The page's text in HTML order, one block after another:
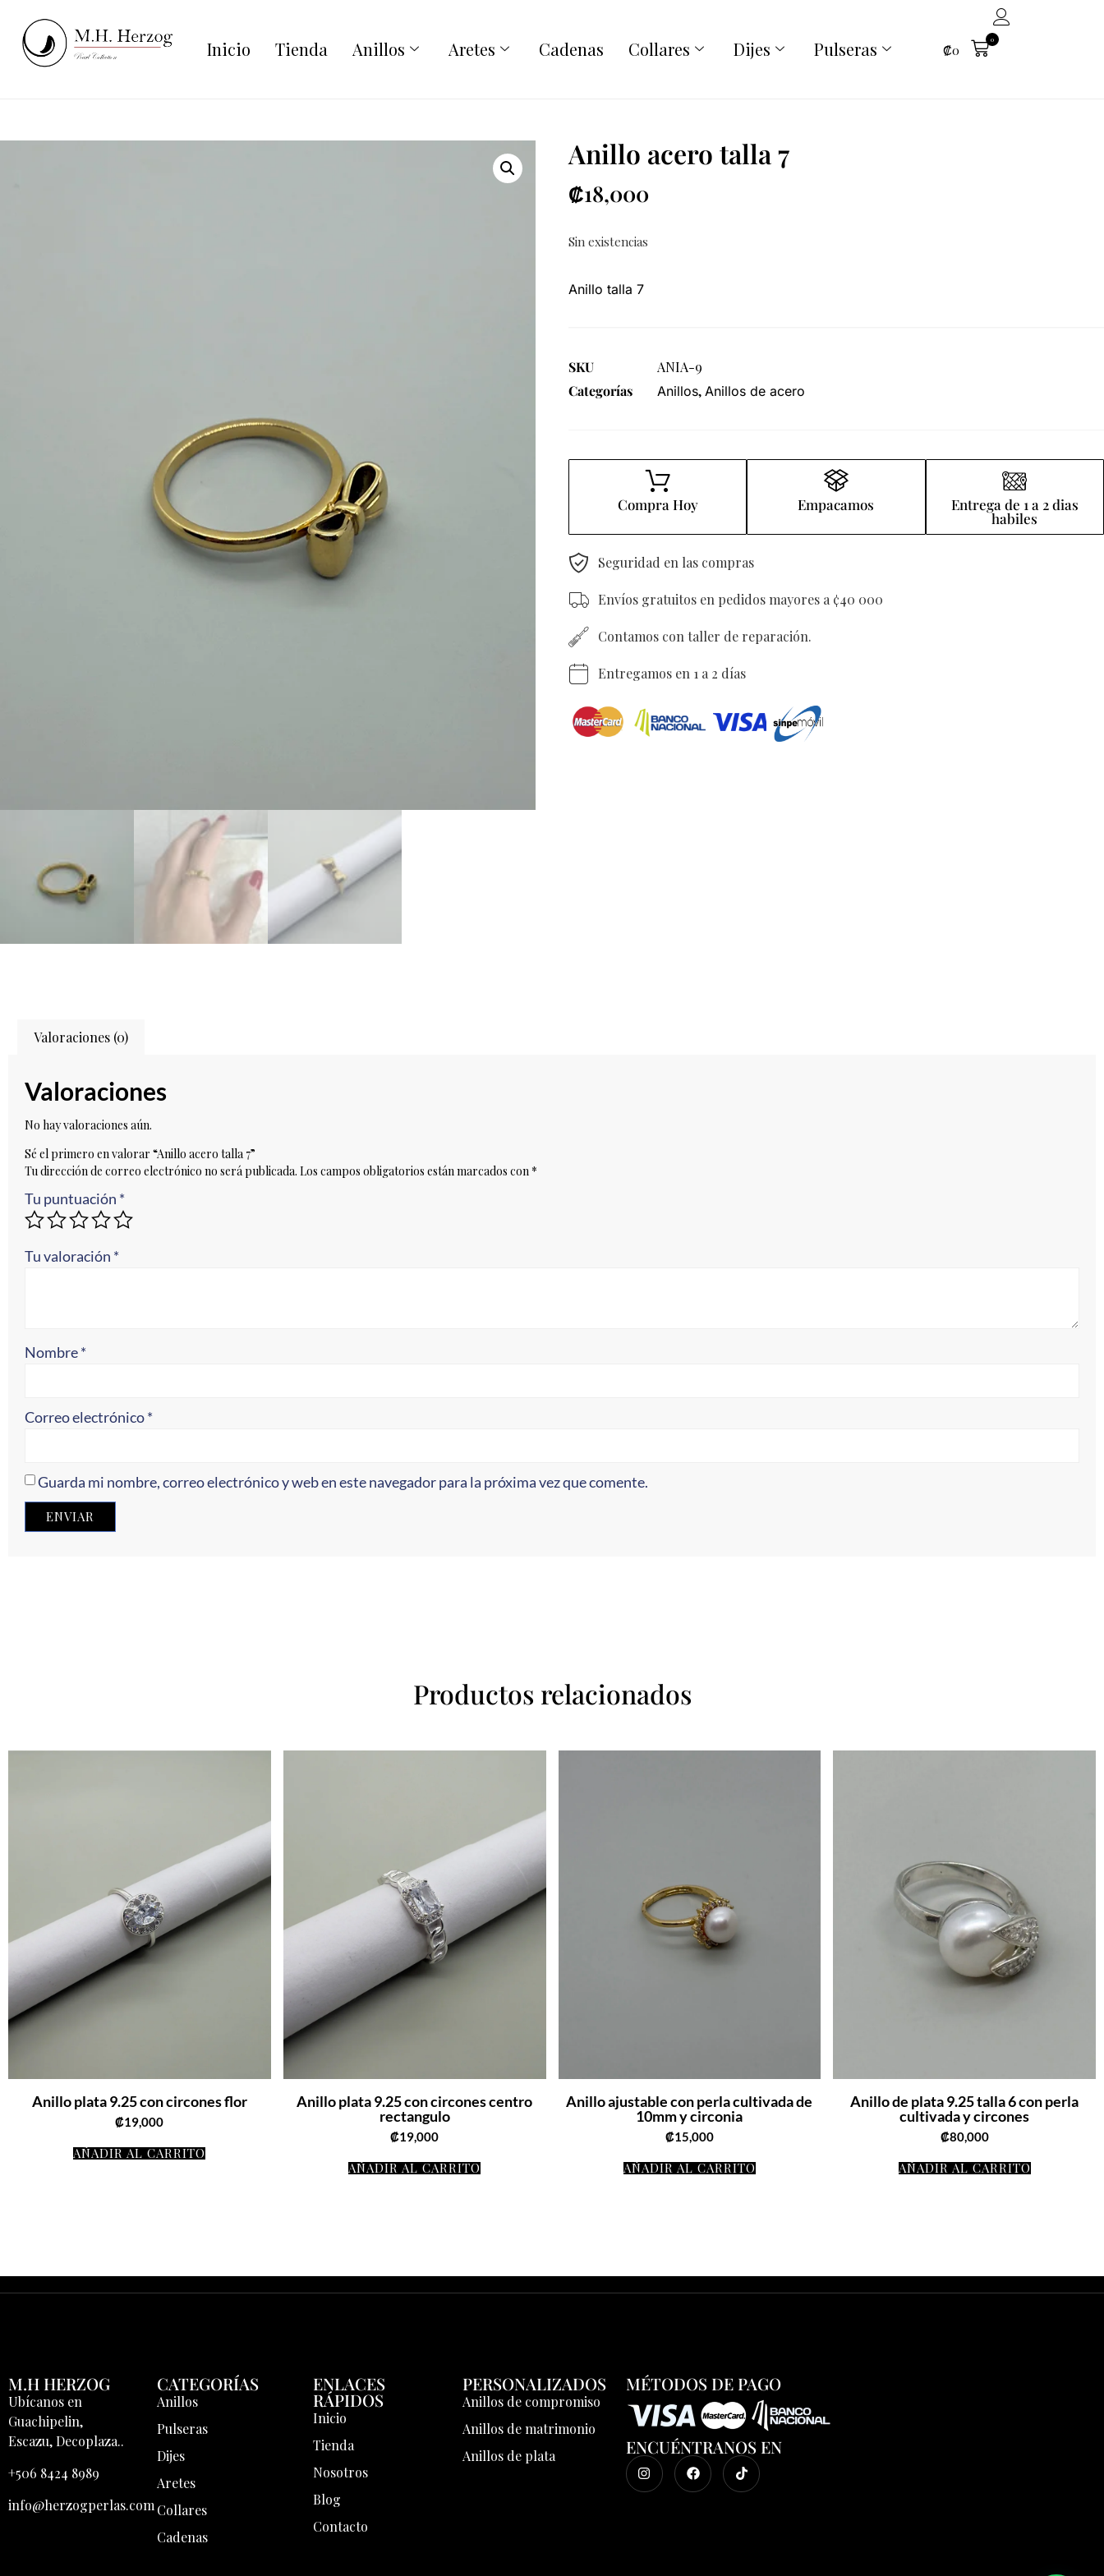
Inicio Tienda Anillos Aretes Cadenas Collares Dijes Pulseras ₡0
0
Anillo acero talla 7
₡18,000
Sin existencias
Anillo talla 7
SKU
ANIA-9
Categorías
Anillos, Anillos de acero
Compra Hoy Empacamos Entrega de 1 a 2 dias
habiles
Seguridad en las compras
Envíos gratuitos en pedidos mayores a ¢40 000
Contamos con taller de reparación.
Entregamos en 1 a 2 días
Valoraciones (0)
Valoraciones
No hay valoraciones aún.
Sé el primero en valorar “Anillo acero talla 7”
Tu dirección de correo electrónico no será publicada. Los campos obligatorios están marcados con *
Tu puntuación *
Tu valoración *
Nombre*
Correo electrónico*
Guarda mi nombre, correo electrónico y web en este navegador para la próxima vez que comente.
Productos relacionados
Anillo plata 9.25 con circones flor
₡19,000
AÑADIR AL CARRITO
Anillo plata 9.25 con circones centro
rectangulo
₡19,000
AÑADIR AL CARRITO
Anillo ajustable con perla cultivada de
10mm y circonia
₡15,000
AÑADIR AL CARRITO
Anillo de plata 9.25 talla 6 con perla
cultivada y circones
₡80,000
AÑADIR AL CARRITO
M.H HERZOG
Ubícanos en
Guachipelin,
Escazu, Decoplaza..
+506 8424 8989
info@herzogperlas.com
CATEGORÍAS
Anillos
Pulseras
Dijes
Aretes
Collares
Cadenas
ENLACES
RÁPIDOS
Inicio
Tienda
Nosotros
Blog
Contacto
PERSONALIZADOS
Anillos de compromiso
Anillos de matrimonio
Anillos de plata
MÉTODOS DE PAGO
ENCUÉNTRANOS EN